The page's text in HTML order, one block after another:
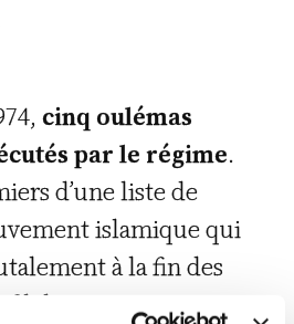
cinq oulémas
par le régime.
d’une liste de
islamique qui
à la fin des
des